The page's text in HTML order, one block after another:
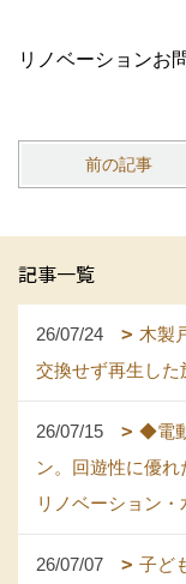
リノベーションお
前の記事
記事一覧
26/07/24
木製
交換せず再生した
26/07/15
◆電
ン。回遊性に優
リノベーション
26/07/07
子ど